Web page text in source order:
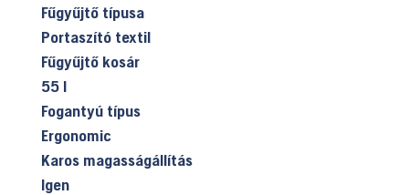
Fűgyűjtő típusa
Portaszító textil
Fűgyűjtő kosár
55 l
Fogantyú típus
Ergonomic
Karos magasságállítás
Igen